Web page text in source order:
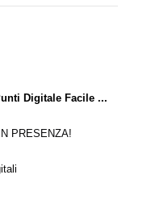
Digitale Facile ...
PRESENZA!